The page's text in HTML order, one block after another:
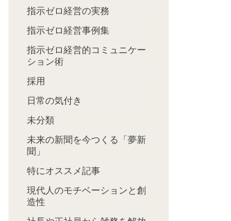
指示ゼロ経営の実務
指示ゼロ経営事例集
指示ゼロ経営的コミュニケー
ション術
採用
日常の気付き
未分類
未来の新聞を今つくる「夢新
聞」
特にオススメ記事
現代人のモチベーションと創
造性